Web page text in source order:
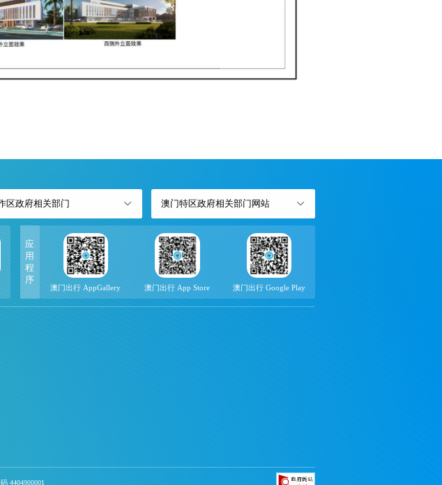
区政府相关部门 澳门特区政府相关部门网站
应
用
程
序
澳门出行 AppGallery 澳门出行 App Store 澳门出行 Google Play
4404900001